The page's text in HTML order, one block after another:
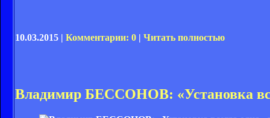
10.03.2015 | Комментарии: 0 | Читать полностью
Владимир БЕССОНОВ: «Установка